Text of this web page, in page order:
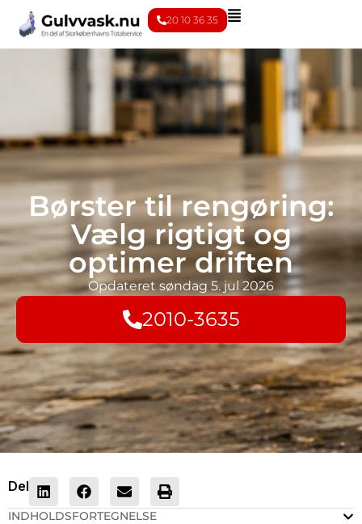
20 10 36 35
Børster til rengøring:
Vælg rigtigt og
optimer driften
Opdateret søndag 5. jul 2026
2010-3635
Del
INDHOLDSFORTEGNELSE